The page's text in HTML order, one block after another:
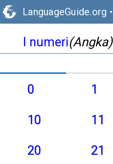
LanguageGuide.org •
I numeri(Angka)
0 1
10 11
20 21